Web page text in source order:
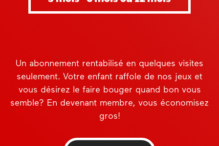
Un abonnement rentabilisé en quelques visites
seulement. Votre enfant raffole de nos jeux et
vous désirez le faire bouger quand bon vous
semble? En devenant membre, vous économisez
gros!